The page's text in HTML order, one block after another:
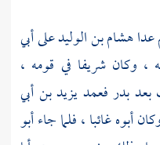
هشام بن الوليدعلىأبي
، وكان شريفا في قومه ،
بدرفعمديزيد بن أبي
أبوه غائبا ، فلما جاءأبو